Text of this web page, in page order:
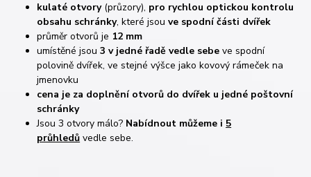
kulaté otvory (průzory), pro rychlou optickou kontrolu
obsahu schránky, které jsouve spodní části dvířek
průměr otvorů je 12 mm
umístěné jsou3 v jedné řadě vedle sebe ve spodní
polovině dvířek, ve stejné výšce jako kovový rámeček na
jmenovku
cena je za doplnění otvorů do dvířek u jedné poštovní
schránky
Jsou 3 otvory málo? Nabídnout můžeme i 5
průhledů vedle sebe.